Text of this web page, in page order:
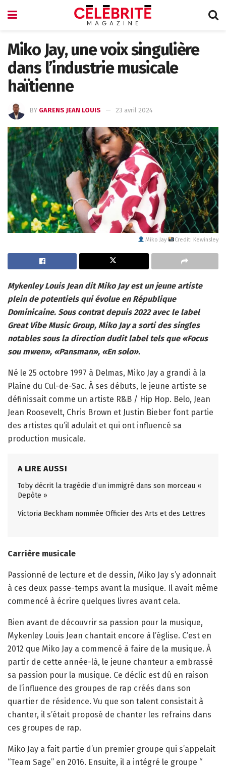
Miko Jay, une voix singulière
dans l’industrie musicale
haïtienne
BY GARENS JEAN LOUIS 23 avril 2024
Miko Jay Credit: Kewinsley
Mykenley Louis Jean dit Miko Jay est un jeune artiste
plein de potentiels qui évolue en République
Dominicaine. Sous contrat depuis 2022 avec le label
Great Vibe Music Group, Miko Jay a sorti des singles
notables sous la direction dudit label tels que «Focus
sou mwen», «Pansman», «En solo».
Né le 25 octobre 1997 à Delmas, Miko Jay a grandi à la
Plaine du Cul-de-Sac. À ses débuts, le jeune artiste se
définissait comme un artiste R&B / Hip Hop. Belo, Jean
Jean Roosevelt, Chris Brown et Justin Bieber font partie
des artistes qu’il adulait et qui ont influencé sa
production musicale.
A LIRE AUSSI
Toby décrit la tragédie d’un immigré dans son morceau «
Depòte »
Victoria Beckham nommée Officier des Arts et des Lettres
Carrière musicale
Passionné de lecture et de dessin, Miko Jay s’y adonnait
à ces deux passe-temps avant la musique. Il avait même
commencé à écrire quelques livres avant cela.
Bien avant de découvrir sa passion pour la musique,
Mykenley Louis Jean chantait encore à l’église. C’est en
2012 que Miko Jay a commencé à faire de la musique. À
partir de cette année-là, le jeune chanteur a embrassé
sa passion pour la musique. Ce déclic est dû en raison
de l’influence des groupes de rap créés dans son
quartier de résidence. Vu que son talent consistait à
chanter, il s’était proposé de chanter les refrains dans
ces groupes de rap.
Miko Jay a fait partie d’un premier groupe qui s’appelait
“Team Sage” en 2016. Ensuite, il a intégré le groupe “